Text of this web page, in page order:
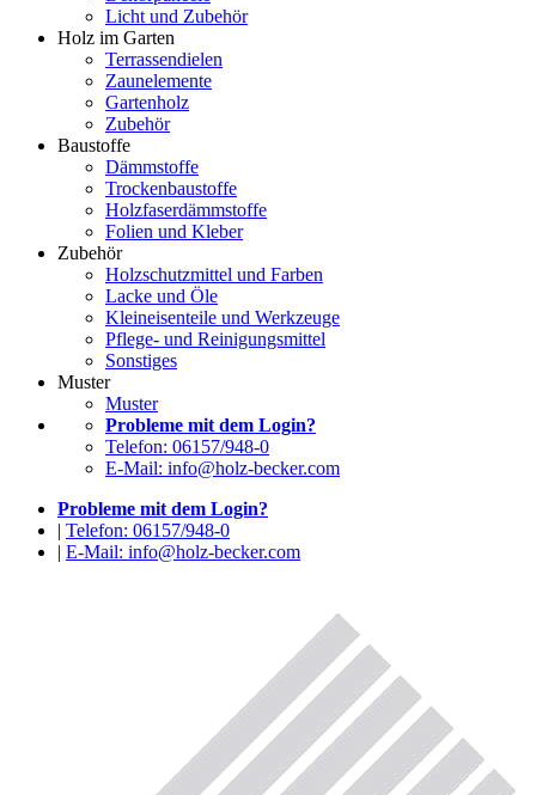
Licht und Zubehör
Holz im Garten
Terrassendielen
Zaunelemente
Gartenholz
Zubehör
Baustoffe
Dämmstoffe
Trockenbaustoffe
Holzfaserdämmstoffe
Folien und Kleber
Zubehör
Holzschutzmittel und Farben
Lacke und Öle
Kleineisenteile und Werkzeuge
Pflege- und Reinigungsmittel
Sonstiges
Muster
Muster
Probleme mit dem Login?
Telefon: 06157/948-0
E-Mail: info@holz-becker.com
Probleme mit dem Login?
| Telefon: 06157/948-0
| E-Mail: info@holz-becker.com